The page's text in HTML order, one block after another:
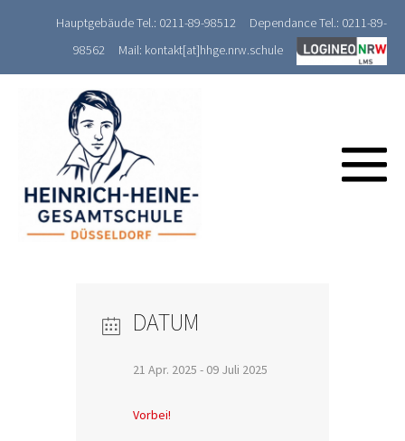
Hauptgebäude Tel.: 0211-89-98512
Dependance Tel.: 0211-89-
98562
Mail: kontakt[at]hhge.nrw.schule
DATUM
21 Apr. 2025 - 09 Juli 2025
Vorbei!